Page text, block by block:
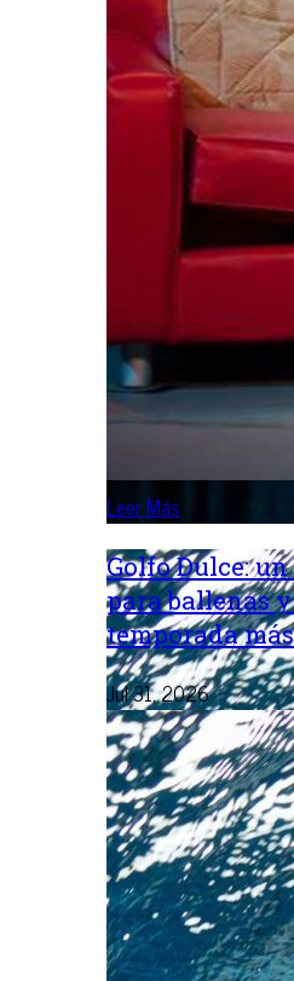
Leer Más
Golfo Dulce:
para ballenas
temporada
Jul 31, 2026